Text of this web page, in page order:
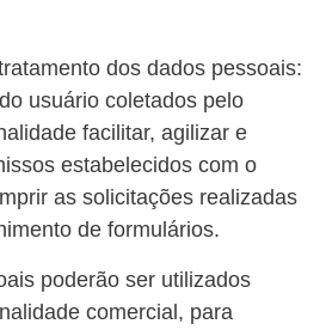
dos dados pessoais:
usuário coletados pelo
facilitar, agilizar e
estabelecidos com o
as solicitações realizadas
de formulários.
poderão ser utilizados
comercial, para